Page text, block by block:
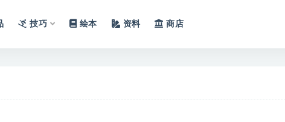
技巧 绘本 资料 商店